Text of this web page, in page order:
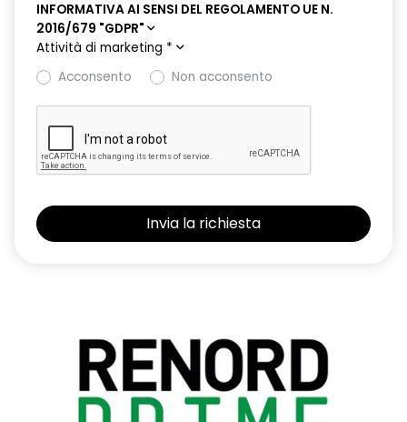
INFORMATIVA AI SENSI DEL REGOLAMENTO UE N.
2016/679 "GDPR"
Attività di marketing *
Acconsento
Non acconsento